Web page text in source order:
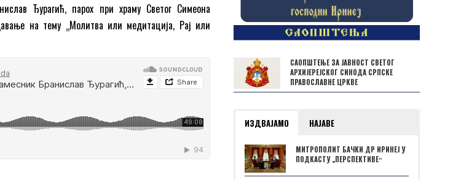
Ђурагић, парох при храму Светог Симеона
на тему „Молитва или медитација, Рај или
САОПШТЕЊЕ ЗА ЈАВНОСТ СВЕТОГ
АРХИЈЕРЕЈСКОГ СИНОДА СРПСКЕ
ПРАВОСЛАВНЕ ЦРКВЕ
ИЗДВАЈАМО НАЈАВЕ
МИТРОПОЛИТ БАЧКИ ДР ИРИНЕЈ У
ПОДКАСТУ „ПЕРСПЕКТИВЕˮ